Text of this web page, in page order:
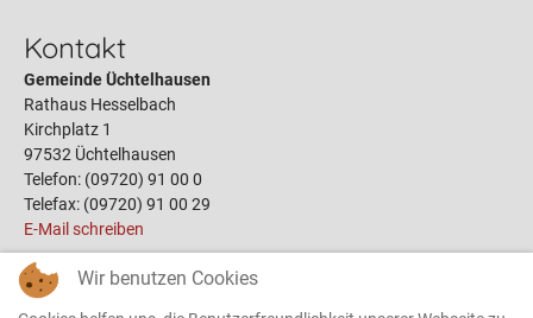
Kontakt
Gemeinde Üchtelhausen
Rathaus Hesselbach
Kirchplatz 1
97532 Üchtelhausen
Telefon: (09720) 91 00 0
Telefax: (09720) 91 00 29
E-Mail schreiben
Links
Wir benutzen Cookies